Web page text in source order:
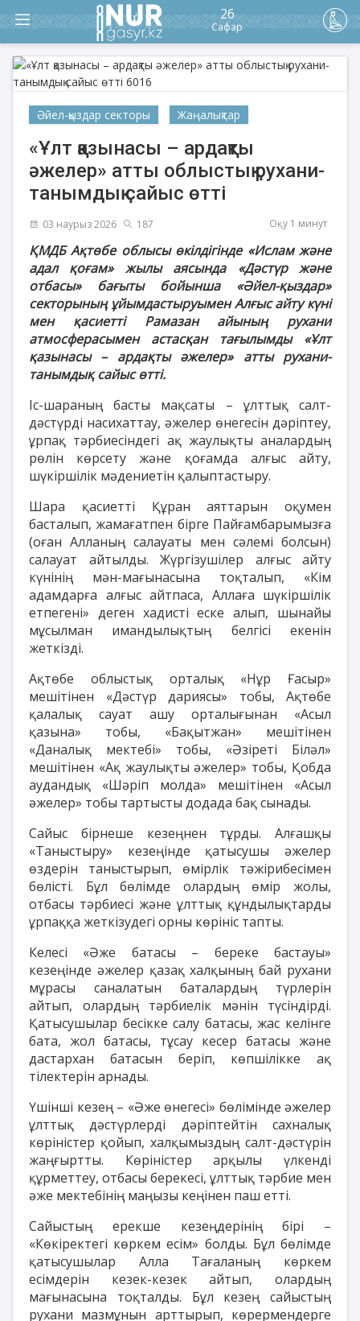
26
Сафар
Әйел-қыздар секторы Жаңалықтар
«Ұлт қазынасы – ардақты
әжелер» атты облыстық рухани-
танымдық сайыс өтті
03 наурыз 2026 187 Оқу 1 минут
ҚМДБ Ақтөбе облысы өкілдігінде «Ислам және
адал қоғам» жылы аясында «Дәстүр және
отбасы» бағыты бойынша «Әйел-қыздар»
секторының ұйымдастыруымен Алғыс айту күні
мен қасиетті Рамазан айының рухани
атмосферасымен астасқан тағылымды «Ұлт
қазынасы – ардақты әжелер» атты рухани-
танымдық сайыс өтті.
Іс-шараның басты мақсаты – ұлттық салт-
дәстүрді насихаттау, әжелер өнегесін дәріптеу,
ұрпақ тәрбиесіндегі ақ жаулықты аналардың
рөлін көрсету және қоғамда алғыс айту,
шүкіршілік мәдениетін қалыптастыру.
Шара қасиетті Құран аяттарын оқумен
басталып, жамағатпен бірге Пайғамбарымызға
(оған Алланың салауаты мен сәлемі болсын)
салауат айтылды. Жүргізушілер алғыс айту
күнінің мән-мағынасына тоқталып, «Кім
адамдарға алғыс айтпаса, Аллаға шүкіршілік
етпегені» деген хадисті еске алып, шынайы
мұсылман имандылықтың белгісі екенін
жеткізді.
Ақтөбе облыстық орталық «Нұр Ғасыр»
мешітінен «Дәстүр дариясы» тобы, Ақтөбе
қалалық сауат ашу орталығынан «Асыл
қазына» тобы, «Бақытжан» мешітінен
«Даналық мектебі» тобы, «Әзіреті Біләл»
мешітінен «Ақ жаулықты әжелер» тобы, Қобда
аудандық «Шәріп молда» мешітінен «Асыл
әжелер» тобы тартысты додада бақ сынады.
Сайыс бірнеше кезеңнен тұрды. Алғашқы
«Таныстыру» кезеңінде қатысушы әжелер
өздерін таныстырып, өмірлік тәжірибесімен
бөлісті. Бұл бөлімде олардың өмір жолы,
отбасы тәрбиесі және ұлттық құндылықтарды
ұрпаққа жеткізудегі орны көрініс тапты.
Келесі «Әже батасы – береке бастауы»
кезеңінде әжелер қазақ халқының бай рухани
мұрасы саналатын баталардың түрлерін
айтып, олардың тәрбиелік мәнін түсіндірді.
Қатысушылар бесікке салу батасы, жас келінге
бата, жол батасы, тұсау кесер батасы және
дастархан батасын беріп, көпшілікке ақ
тілектерін арнады.
Үшінші кезең – «Әже өнегесі» бөлімінде әжелер
ұлттық дәстүрлерді дәріптейтін сахналық
көріністер қойып, халқымыздың салт-дәстүрін
жаңғыртты. Көріністер арқылы үлкенді
құрметтеу, отбасы берекесі, ұлттық тәрбие мен
әже мектебінің маңызы кеңінен паш етті.
Сайыстың ерекше кезеңдерінің бірі –
«Көкіректегі көркем есім» болды. Бұл бөлімде
қатысушылар Алла Тағаланың көркем
есімдерін кезек-кезек айтып, олардың
мағынасына тоқталды. Бұл кезең сайыстың
рухани мазмұнын арттырып, көрермендерге